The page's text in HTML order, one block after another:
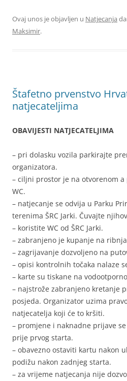
Ovaj unos je objavljen u Natjecanja
Maksimir.
Štafetno prvenstvo
natjecateljima
OBAVIJESTI NATJECATELJIMA
– pri dolasku vozila parkirajte
organizatora.
– ciljni prostor je na otvorenom
WC.
– natjecanje se odvija u Parku
terenima ŠRC Jarki. Čuvajte
– koristite WC od ŠRC Jarki.
– zabranjeno je kupanje na
– zagrijavanje dozvoljeno na
– opisi kontrolnih točaka nalaze
– karte su tiskane na
– najstrože zabranjeno kretanje
posjeda. Organizator uzima
natjecatelja koji će to kršiti.
– promjene i naknadne prijave
prije prvog starta.
– obavezno ostaviti kartu nakon
podižu nakon zadnjeg starta.
– za vrijeme natjecanja nije